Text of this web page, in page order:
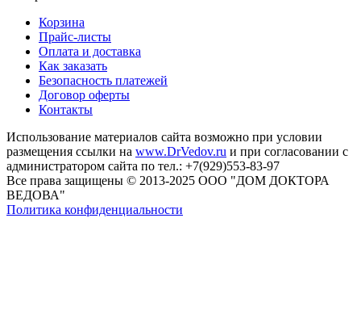
Корзина
Прайс-листы
Оплата и доставка
Как заказать
Безопасность платежей
Договор оферты
Контакты
Использование материалов сайта возможно при условии
размещения ссылки на www.DrVedov.ru и при согласовании с
администратором сайта по тел.: +7(929)553-83-97
Все права защищены © 2013-2025 ООО "ДОМ ДОКТОРА
ВЕДОВА"
Политика конфиденциальности